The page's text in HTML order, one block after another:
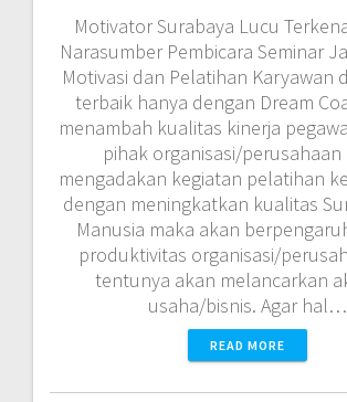
Motivator Surabaya Lucu
Narasumber Pembicara Seminar
Motivasi dan Pelatihan Karyawan
terbaik hanya dengan Dream
menambah kualitas kinerja
pihak organisasi/perusahaan
mengadakan kegiatan pelatihan
dengan meningkatkan kualitas
Manusia maka akan
produktivitas organisasi/
tentunya akan melancarkan
usaha/bisnis. Agar hal…
READ MORE